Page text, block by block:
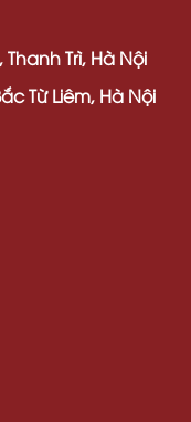
Trì, Hà Nội
Từ Liêm, Hà Nội